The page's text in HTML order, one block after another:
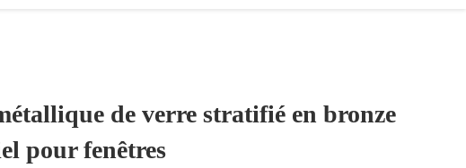
de verre stratifié en bronze
pour fenêtres